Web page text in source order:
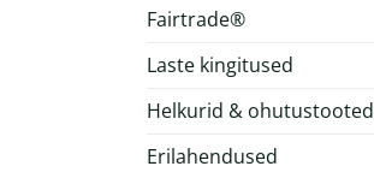
Fairtrade®
Laste kingitused
Helkurid & ohutustooted
Erilahendused